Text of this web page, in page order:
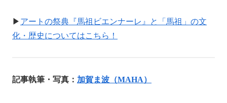
▶ アートの祭典『馬祖ビエンナーレ』と「馬祖」の文
化・歴史についてはこちら！
記事執筆・写真： 加賀ま波（MAHA）